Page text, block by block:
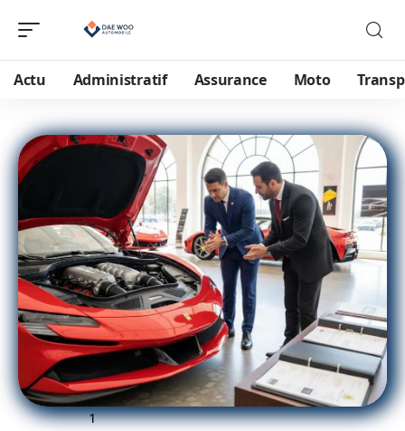
Actu Administratif Assurance Moto
1